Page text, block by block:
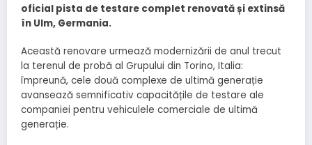
oficial pista de testare complet renovată și extinsă
în Ulm, Germania.
Această renovare urmează modernizării de anul trecut
la terenul de probă al Grupului din Torino, Italia:
împreună, cele două complexe de ultimă generație
avansează semnificativ capacitățile de testare ale
companiei pentru vehiculele comerciale de ultimă
generație.